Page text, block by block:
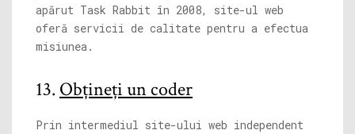
apărut Task Rabbit în 2008, site-ul web
oferă servicii de calitate pentru a efectua
misiunea.
13. Obțineți un coder
Prin intermediul site-ului web independent